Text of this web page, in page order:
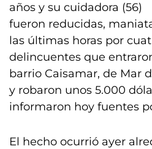
años y su cuidadora (56)
fueron reducidas,
las últimas horas por
delincuentes que
barrio Caisamar, de Mar
y robaron unos 5.000
informaron hoy fuentes
El hecho ocurrió ayer